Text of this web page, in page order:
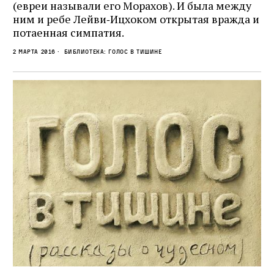
(евреи называли его Морахов). И была между
ним и ребе Лейви‑Ицхоком открытая вражда и
потаенная симпатия.
2 марта 2016 Библиотека: Голос в тишине